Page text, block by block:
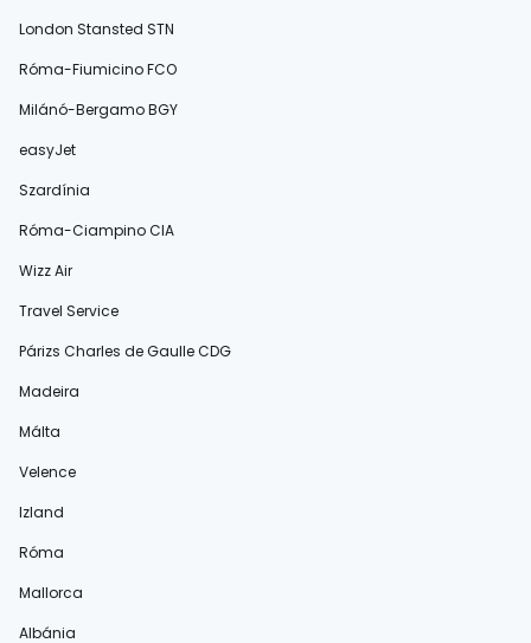
London Stansted STN
Róma-Fiumicino FCO
Milánó-Bergamo BGY
easyJet
Szardínia
Róma-Ciampino CIA
Wizz Air
Travel Service
Párizs Charles de Gaulle CDG
Madeira
Málta
Velence
Izland
Róma
Mallorca
Albánia